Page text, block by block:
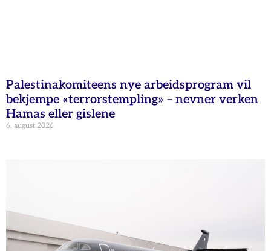
Palestinakomiteens nye arbeidsprogram vil
bekjempe «terrorstempling» – nevner verken
Hamas eller gislene
6. august 2026